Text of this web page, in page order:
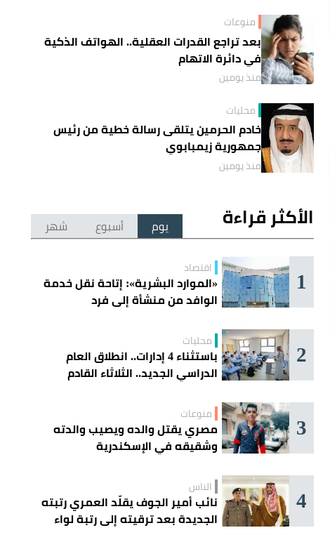
منوعات
بعد تراجع القدرات العقلية.. الهواتف الذكية
في دائرة الاتهام
منذ يومين
محليات
خادم الحرمين يتلقى رسالة خطية من رئيس
جمهورية زيمبابوي
منذ يومين
الأكثر قراءة يوم أسبوع شهر
1 اقتصاد
«الموارد البشرية»: إتاحة نقل خدمة
الوافد من منشأة إلى فرد
2 محليات
باستثناء 4 إدارات.. انطلاق العام
الدراسي الجديد.. الثلاثاء القادم
3 منوعات
مصري يقتل والده ويصيب والدته
وشقيقه في الإسكندرية
4 الناس
نائب أمير الجوف يقلّد العمري رتبته
الجديدة بعد ترقيته إلى رتبة لواء